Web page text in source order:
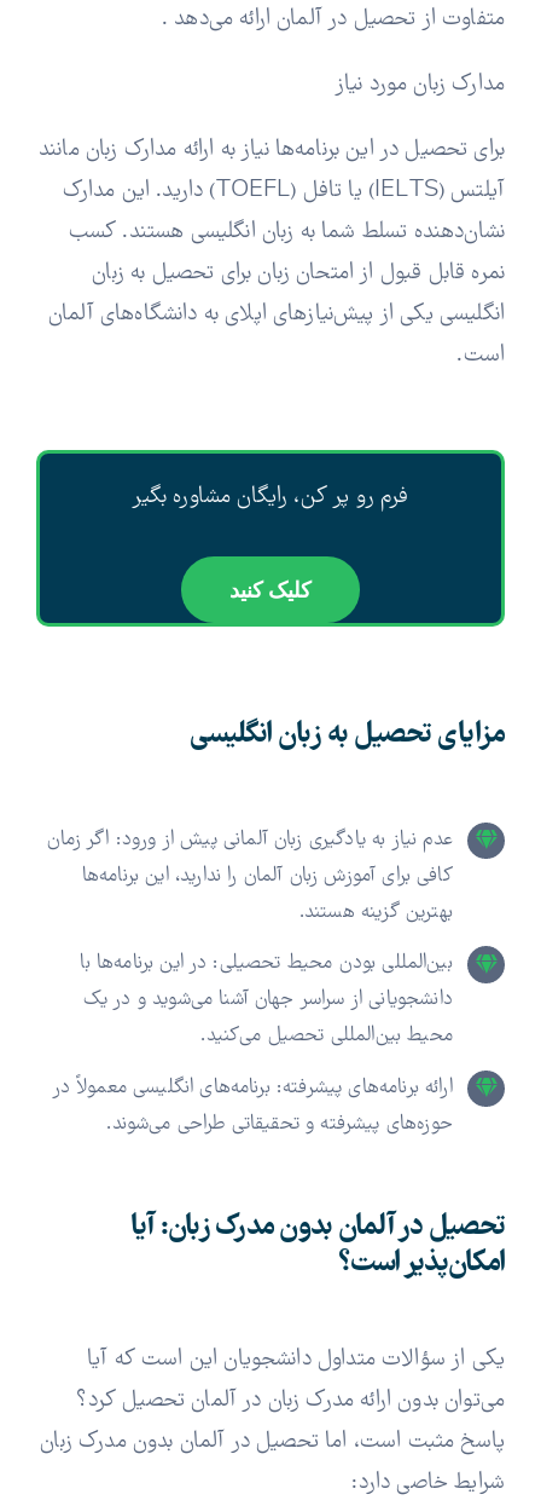
متفاوت از تحصیل در آلمان ارائه می‌دهد .
مدارک زبان مورد نیاز
برای تحصیل در این برنامه‌ها نیاز به ارائه مدارک زبان مانند
آیلتس (IELTS) یا تافل (TOEFL) دارید. این مدارک
نشان‌دهنده تسلط شما به زبان انگلیسی هستند. کسب
نمره قابل قبول از امتحان زبان برای تحصیل به زبان
انگلیسی یکی از پیش‌نیازهای اپلای به دانشگاه‌های آلمان
است.
فرم رو پر کن، رایگان مشاوره بگیر
کلیک کنید
مزایای تحصیل به زبان انگلیسی
عدم نیاز به یادگیری زبان آلمانی پیش از ورود: اگر زمان
کافی برای آموزش زبان آلمان را ندارید، این برنامه‌ها
بهترین گزینه هستند.
بین‌المللی بودن محیط تحصیلی: در این برنامه‌ها با
دانشجویانی از سراسر جهان آشنا می‌شوید و در یک
محیط بین‌المللی تحصیل می‌کنید.
ارائه برنامه‌های پیشرفته: برنامه‌های انگلیسی معمولاً در
حوزه‌های پیشرفته و تحقیقاتی طراحی می‌شوند.
تحصیل در آلمان بدون مدرک زبان: آیا
امکان‌پذیر است؟
یکی از سؤالات متداول دانشجویان این است که آیا
می‌توان بدون ارائه مدرک زبان در آلمان تحصیل کرد؟
پاسخ مثبت است، اما تحصیل در آلمان بدون مدرک زبان
شرایط خاصی دارد: